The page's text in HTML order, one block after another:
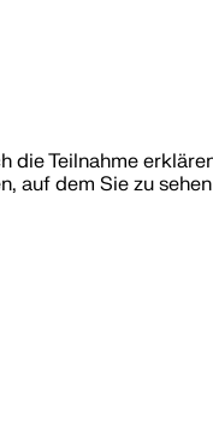
Teilnahme
auf dem Sie zu